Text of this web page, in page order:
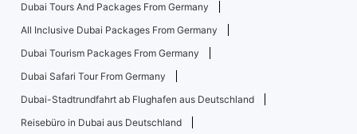
Dubai Tours And Packages From Germany
All Inclusive Dubai Packages From Germany
Dubai Tourism Packages From Germany
Dubai Safari Tour From Germany
Dubai-Stadtrundfahrt ab Flughafen aus Deutschland
Reisebüro in Dubai aus Deutschland